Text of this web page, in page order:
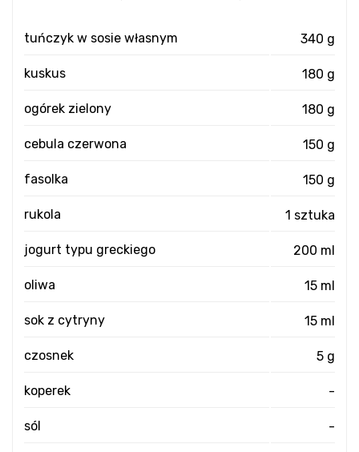
tuńczyk w sosie własnym 340 g
kuskus 180 g
ogórek zielony 180 g
cebula czerwona 150 g
fasolka 150 g
rukola 1 sztuka
jogurt typu greckiego 200 ml
oliwa 15 ml
sok z cytryny 15 ml
czosnek 5 g
koperek -
sól -